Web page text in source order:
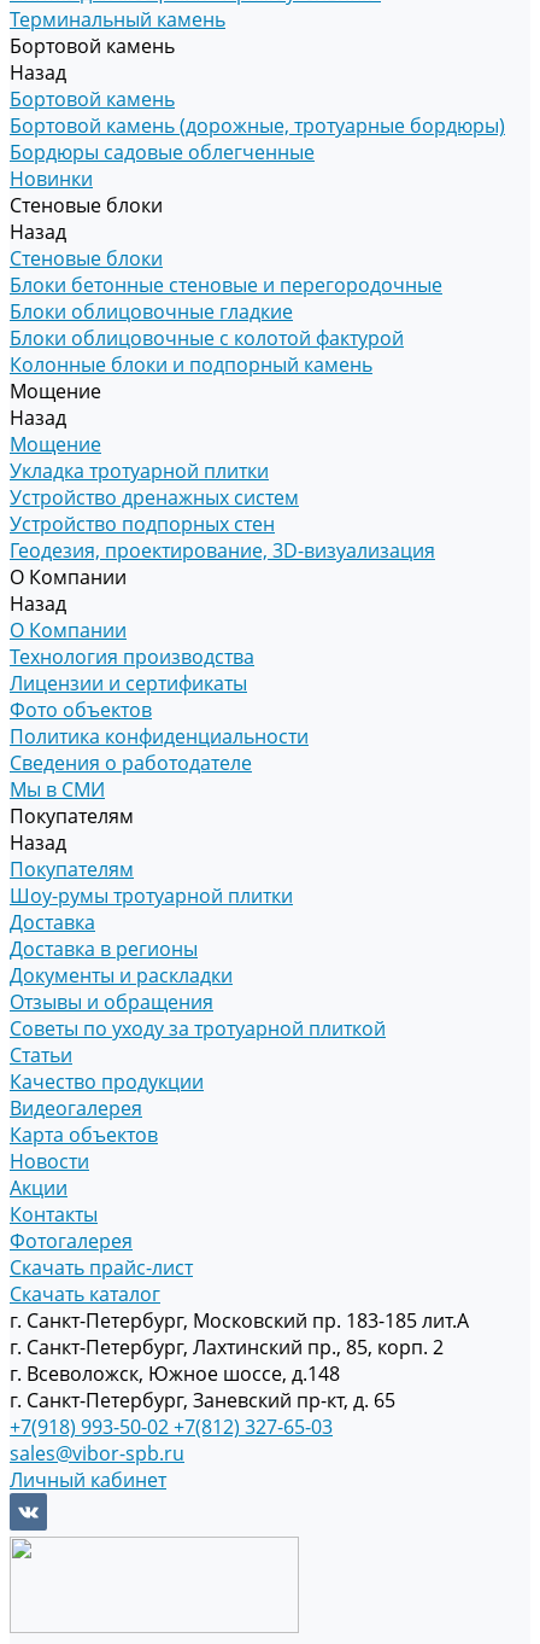
Терминальный камень
Бортовой камень
Назад
Бортовой камень
Бортовой камень (дорожные, тротуарные бордюры)
Бордюры садовые облегченные
Новинки
Стеновые блоки
Назад
Стеновые блоки
Блоки бетонные стеновые и перегородочные
Блоки облицовочные гладкие
Блоки облицовочные с колотой фактурой
Колонные блоки и подпорный камень
Мощение
Назад
Мощение
Укладка тротуарной плитки
Устройство дренажных систем
Устройство подпорных стен
Геодезия, проектирование, 3D-визуализация
О Компании
Назад
О Компании
Технология производства
Лицензии и сертификаты
Фото объектов
Политика конфиденциальности
Сведения о работодателе
Мы в СМИ
Покупателям
Назад
Покупателям
Шоу-румы тротуарной плитки
Доставка
Доставка в регионы
Документы и раскладки
Отзывы и обращения
Советы по уходу за тротуарной плиткой
Статьи
Качество продукции
Видеогалерея
Карта объектов
Новости
Акции
Контакты
Фотогалерея
Скачать прайс-лист
Скачать каталог
г. Санкт-Петербург, Московский пр. 183-185 лит.А
г. Санкт-Петербург, Лахтинский пр., 85, корп. 2
г. Всеволожск, Южное шоссе, д.148
г. Санкт-Петербург, Заневский пр-кт, д. 65
+7(918) 993-50-02+7(812) 327-65-03
sales@vibor-spb.ru
Личный кабинет